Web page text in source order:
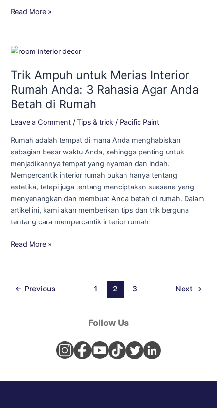
Read More »
Trik Ampuh untuk Merias Interior
Rumah Anda: 3 Rahasia Agar Anda
Betah di Rumah
Leave a Comment /Tips & trick / Pacific Paint
Rumah adalah tempat di mana Anda menghabiskan
sebagian besar waktu Anda, sehingga penting untuk
menjadikannya tempat yang nyaman dan indah.
Mempercantik interior rumah bukan hanya tentang
estetika, tetapi juga tentang menciptakan suasana yang
menyenangkan dan membuat Anda betah di rumah. Dalam
artikel ini, kami akan memberikan tips dan trik berguna
tentang cara mempercantik interior rumah
Trik
untuk
Merias
Rumah
Anda:
Rahasia
Agar
Anda
Betah
di
Rumah
Read More »
← Previous 1 2 3 Next →
Follow Us